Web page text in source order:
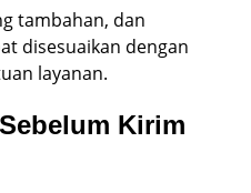
tambahan, dan
disesuaikan dengan
layanan.
Kirim